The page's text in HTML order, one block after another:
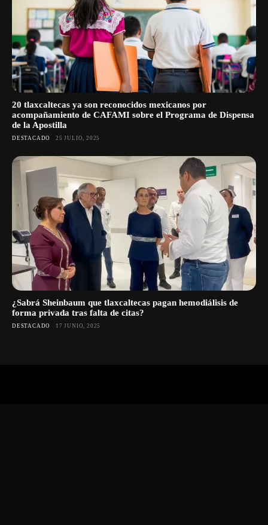
20 tlaxcaltecas ya son reconocidos mexicanos por
acompañamiento de CAFAMI sobre el Programa de Dispensa
de la Apostilla
DESTACADO 25 JULIO, 2025
¿Sabrá Sheinbaum que tlaxcaltecas pagan hemodiálisis de
forma privada tras falta de citas?
DESTACADO 17 JUNIO, 2025